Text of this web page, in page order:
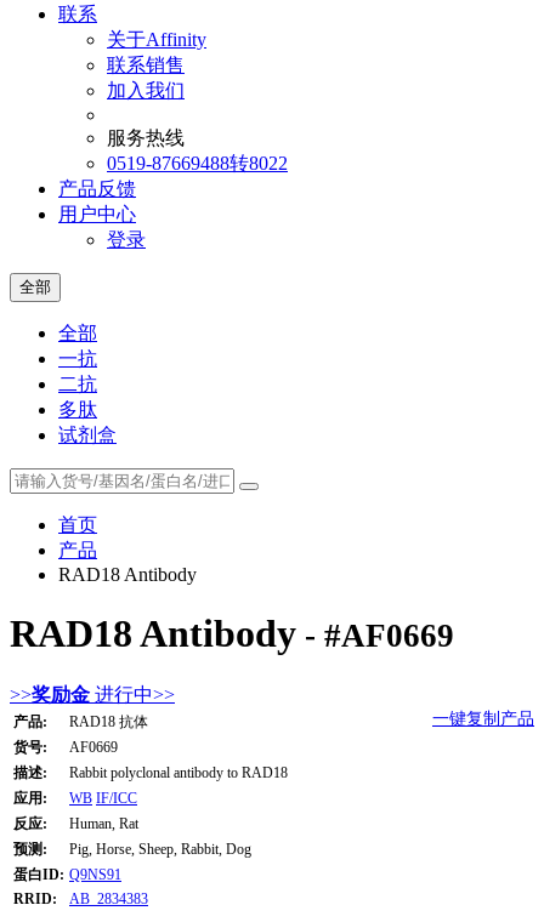
联系
关于Affinity
联系销售
加入我们
服务热线
0519-87669488转8022
产品反馈
用户中心
登录
全部
全部
一抗
二抗
多肽
试剂盒
首页
产品
RAD18 Antibody
RAD18 Antibody - #AF0669
>>奖励金 进行中>>
一键复制产品
产品:
RAD18 抗体
货号:
AF0669
描述:
Rabbit polyclonal antibody to RAD18
应用:
WB IF/ICC
反应:
Human, Rat
预测:
Pig, Horse, Sheep, Rabbit, Dog
蛋白ID: Q9NS91
RRID:
AB_2834383